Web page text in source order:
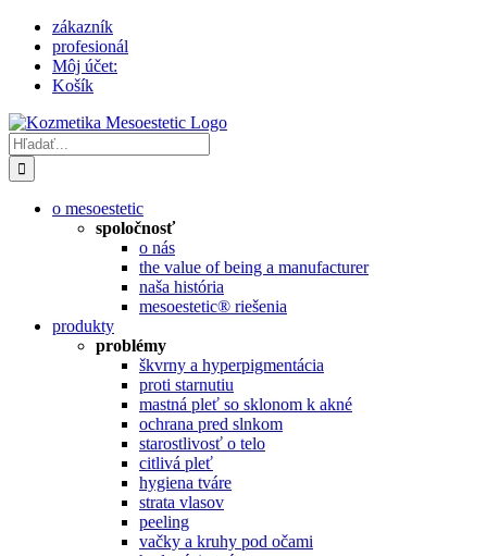
Skip
content
zákazník
profesionál
Môj účet:
Košík
Hľadať:
o mesoestetic
spoločnosť
o nás
the value of being a manufacturer
naša história
mesoestetic® riešenia
produkty
problémy
škvrny a hyperpigmentácia
proti starnutiu
mastná pleť so sklonom k ​​akné
ochrana pred slnkom
starostlivosť o telo
citlivá pleť
hygiena tváre
strata vlasov
peeling
vačky a kruhy pod očami